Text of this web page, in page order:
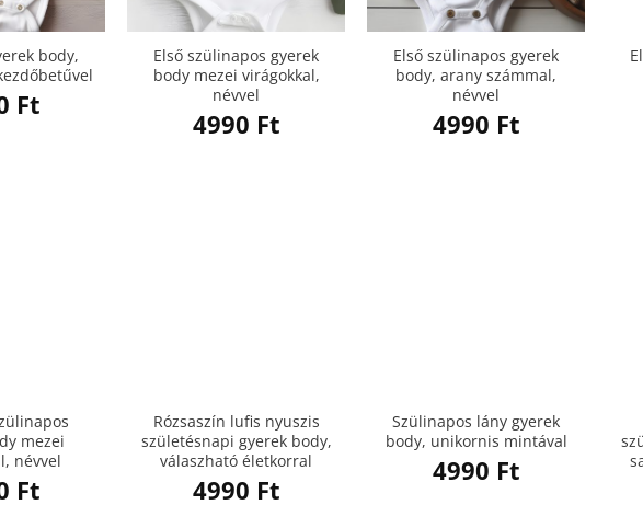
body,
Ft
Első szülinapos gyerek
body mezei virágokkal,
névvel
4990 Ft
Első szülinapos gyerek
body, arany számmal,
névvel
4990 Ft
mezei
névvel
Ft
Rózsaszín lufis nyuszis
születésnapi gyerek body,
válaszható életkorral
4990 Ft
Szülinapos lány gyerek
body, unikornis mintával
4990 Ft